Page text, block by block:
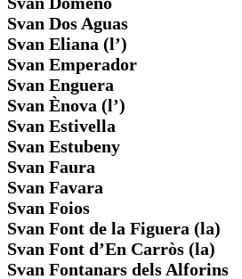
Svan Dos Aguas
Svan Eliana (l’)
Svan Emperador
Svan Enguera
Svan Ènova (l’)
Svan Estivella
Svan Estubeny
Svan Faura
Svan Favara
Svan Foios
Svan Font de la Figuera (la)
Svan Font d’En Carròs (la)
Svan Fontanars dels Alforins